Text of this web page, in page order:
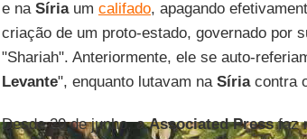
e na Síriaum califado, apagando
criação de um proto-estado, governado por
"Shariah". Anteriormente, ele se auto-
Levante", enquanto lutavam na Síriacontra
Desde 29 de junho, aAssociated Pressfaz